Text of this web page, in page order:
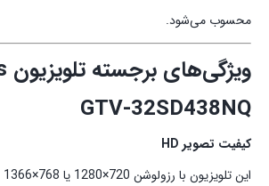
محسوب می‌شود.
GTV‑32SD438NQ
کیفیت تصویر HD